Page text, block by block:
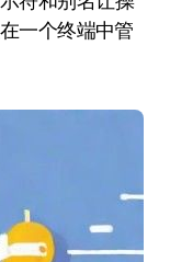
一个终端中管